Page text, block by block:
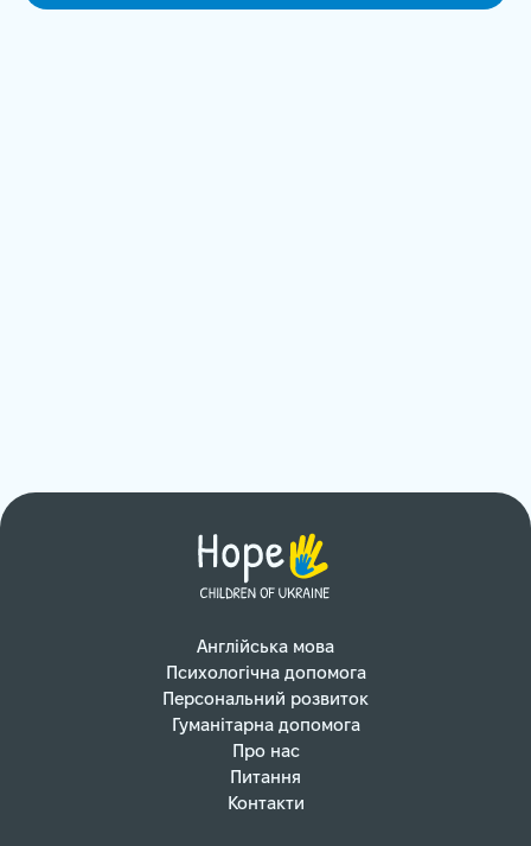
Англійська мова
Психологічна допомога
Персональний розвиток
Гуманітарна допомога
Про нас
Питання
Контакти